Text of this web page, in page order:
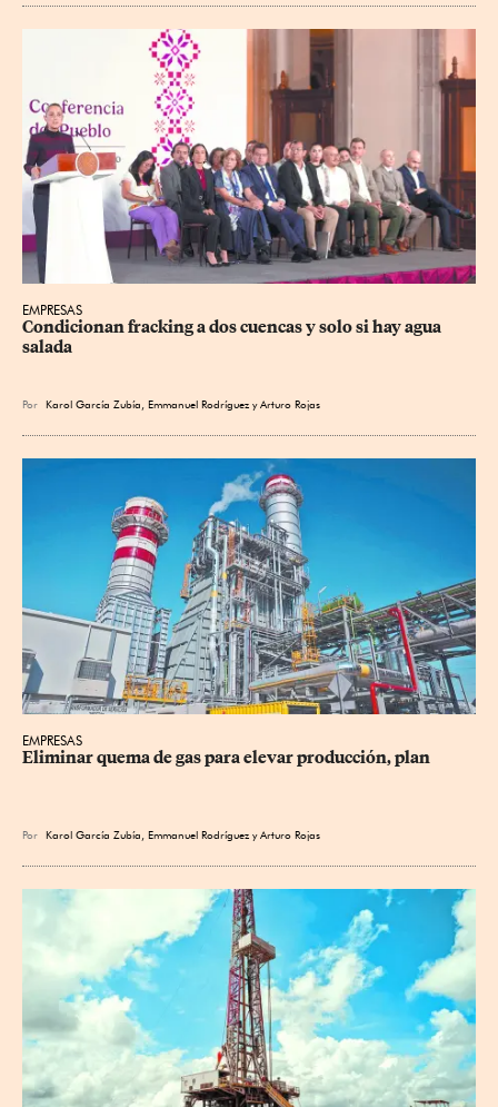
EMPRESAS
Condicionan fracking a dos cuencas y solo si hay agua
salada
Por Karol García Zubía, Emmanuel Rodríguez yArturo Rojas
EMPRESAS
Eliminar quema de gas para elevar producción, plan
Por Karol García Zubía Emmanuel Rodríguez yArturo Rojas